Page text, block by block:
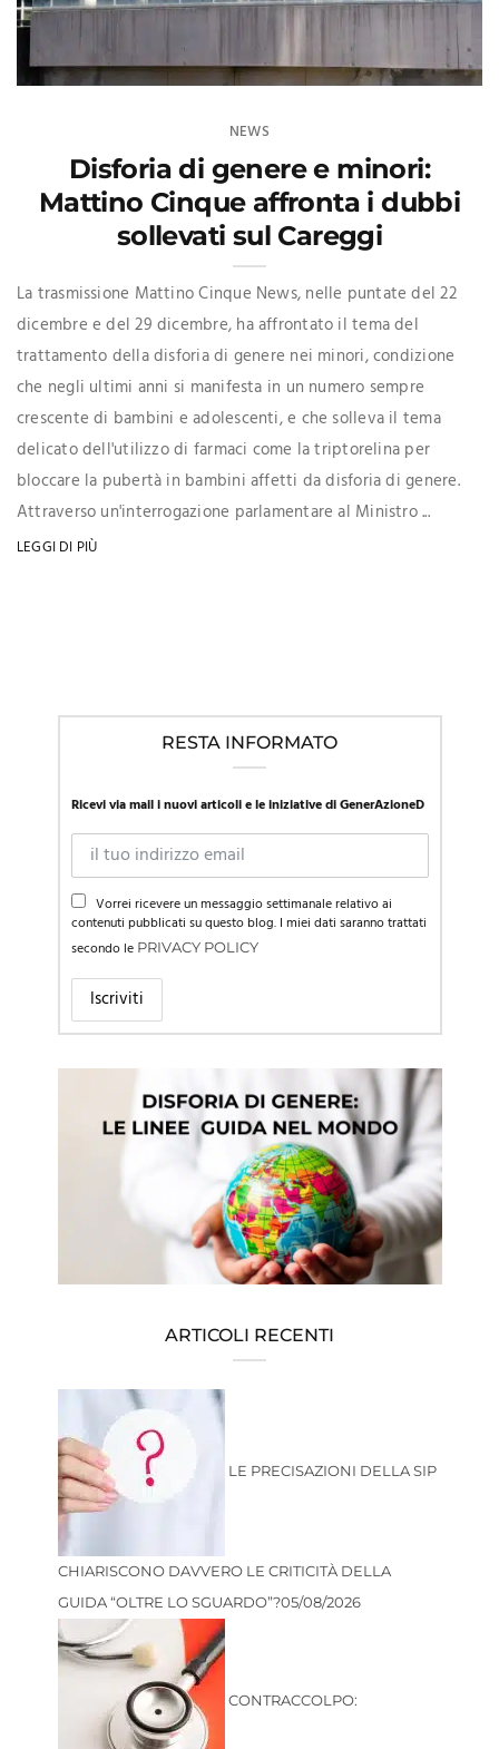
NEWS
Disforia di genere e minori:
Mattino Cinque affronta i dubbi
sollevati sul Careggi
La trasmissione Mattino Cinque News, nelle puntate del 22
dicembre e del 29 dicembre, ha affrontato il tema del
trattamento della disforia di genere nei minori, condizione
che negli ultimi anni si manifesta in un numero sempre
crescente di bambini e adolescenti, e che solleva il tema
delicato dell'utilizzo di farmaci come la triptorelina per
bloccare la pubertà in bambini affetti da disforia di genere.
Attraverso un'interrogazione parlamentare al Ministro ...
LEGGI DI PIÙ
RESTA INFORMATO
Ricevi via mail i nuovi articoli e le iniziative di GenerAzioneD
Vorrei ricevere un messaggio settimanale relativo ai
contenuti pubblicati su questo blog. I miei dati saranno trattati
secondo le PRIVACY POLICY
ARTICOLI RECENTI
LE PRECISAZIONI DELLA SIP
CHIARISCONO DAVVERO LE CRITICITÀ DELLA
GUIDA “OLTRE LO SGUARDO”?05/08/2026
CONTRACCOLPO: